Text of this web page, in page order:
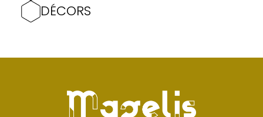
DÉCORS